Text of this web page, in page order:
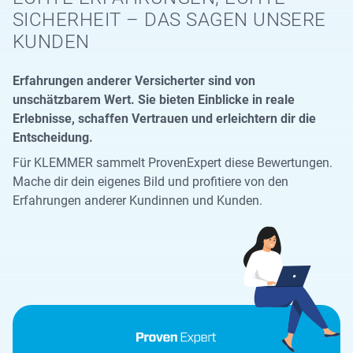
SICHERHEIT – DAS SAGEN UNSERE
KUNDEN
Erfahrungen anderer Versicherter sind von
unschätzbarem Wert. Sie bieten Einblicke in reale
Erlebnisse, schaffen Vertrauen und erleichtern dir die
Entscheidung.
Für KLEMMER sammelt ProvenExpert diese Bewertungen.
Mache dir dein eigenes Bild und profitiere von den
Erfahrungen anderer Kundinnen und Kunden.